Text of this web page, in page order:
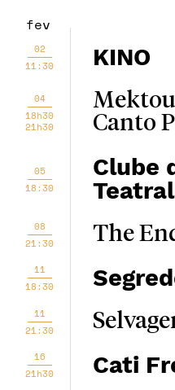
fev
02
11:30
KINO
04
18h30
21h30
Canto
05
18:30
Clube
Teatral
08
21:30
The
11
18:30
11
21:30
16
21h30
Cati